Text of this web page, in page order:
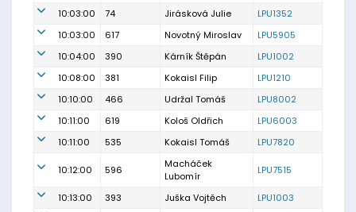
10:03:00
74 Jirásková Julie
LPU1352
10:03:00
617 Novotný Miroslav
LPU5905
10:04:00
390 Kárník Štěpán
LPU1002
10:08:00
381 Kokaisl Filip
LPU1210
10:10:00
466 Udržal Tomáš
LPU8002
10:11:00
619 Kološ Oldřich
LPU6003
10:11:00
535 Kokaisl Tomáš LPU7820
10:12:00 596
Macháček
Lubomír
LPU7515
10:13:00 393 Juška Vojtěch
LPU1003